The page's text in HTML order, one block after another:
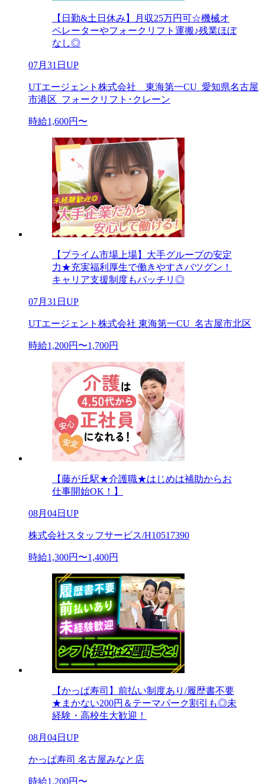
【日勤&土日休み】月収25万円可☆機械オ
ペレーターやフォークリフト運搬♪残業ほぼ
なし◎
07月31日UP
UTエージェント株式会社 東海第一CU_愛知県名古屋
市港区_フォークリフト･クレーン
時給1,600円〜
【プライム市場上場】大手グループの安定
力★充実福利厚生で働きやすさバツグン！
キャリア支援制度もバッチリ◎
07月31日UP
UTエージェント株式会社 東海第一CU_名古屋市北区
時給1,200円〜1,700円
【藤が丘駅★介護職★はじめは補助からお
仕事開始OK！】
08月04日UP
株式会社スタッフサービス/H10517390
時給1,300円〜1,400円
【かっぱ寿司】前払い制度あり/履歴書不要
★まかない200円＆テーマパーク割引も◎未
経験・高校生大歓迎！
08月04日UP
かっぱ寿司 名古屋みなと店
時給1,200円〜